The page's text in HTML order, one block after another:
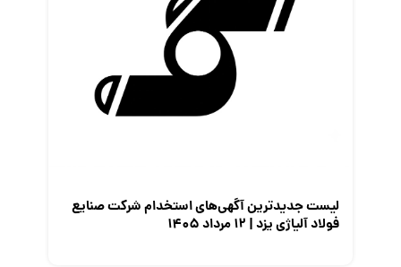
لیست جدیدترین آگهی‌های استخدام شرکت صنایع
فولاد آلیاژی یزد | ۱۲ مرداد ۱۴۰۵